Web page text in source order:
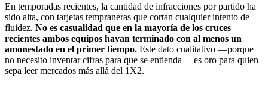
En temporadas recientes, la cantidad de infracciones por partido ha
sido alta, con tarjetas tempraneras que cortan cualquier intento de
fluidez. No es casualidad que en la mayoría de los cruces
recientes ambos equipos hayan terminado con al menos un
amonestado en el primer tiempo. Este dato cualitativo —porque
no necesito inventar cifras para que se entienda— es oro para quien
sepa leer mercados más allá del 1X2.